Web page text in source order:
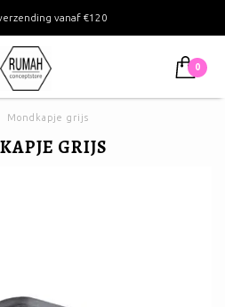
vanaf €120
0
Mondkapje grijs
GRIJS